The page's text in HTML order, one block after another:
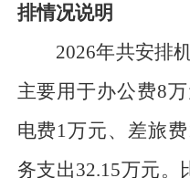
排情况说明
2026年共安排
主要用于办公费8
电费1 万元、差旅费
务支出32.15万元。